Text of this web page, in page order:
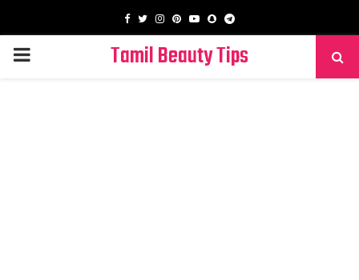
Facebook
TwitterInstagram
PinterestYoutube
SnapchatTelegram
PRIMARY
Tamil Beauty Tips